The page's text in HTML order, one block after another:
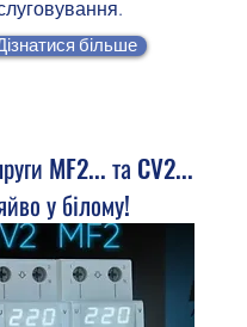
більше
MF2... та CV2...
у білому!